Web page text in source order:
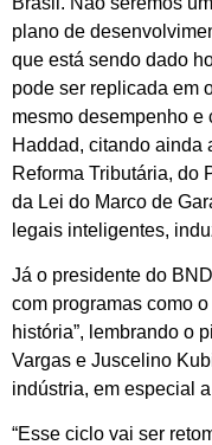
plano de
que está sendo dado
pode ser replicada em
mesmo desempenho e
Haddad, citando ainda
Reforma Tributária, do
da Lei do Marco de
legais inteligentes,
Já o presidente do
com programas como
história”, lembrando o
Vargas e Juscelino
indústria, em especial
“Esse ciclo vai ser